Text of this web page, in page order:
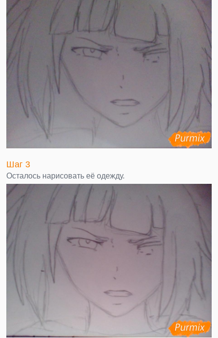
Шаг 3
Осталось нарисовать её одежду.